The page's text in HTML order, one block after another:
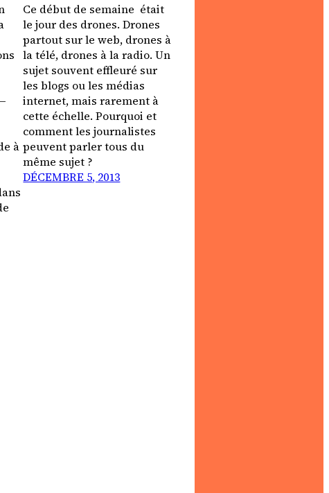
à
Ce début de semaine était
le jour des drones. Drones
partout sur le web, drones à
la télé, drones à la radio. Un
sujet souvent effleuré sur
les blogs ou les médias
internet, mais rarement à
cette échelle. Pourquoi et
comment les journalistes
peuvent parler tous du
même sujet ?
DÉCEMBRE 5, 2013